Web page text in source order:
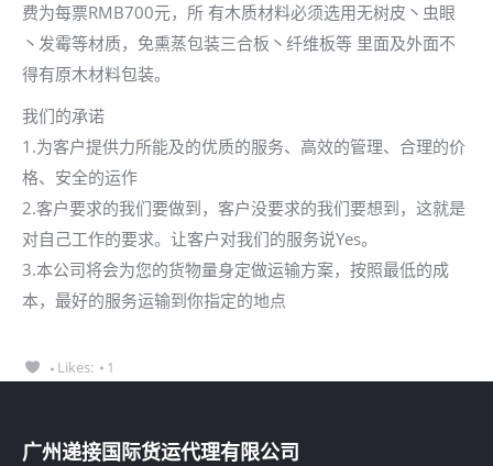
费为每票RMB700元，所 有木质材料必须选用无树皮丶虫眼
丶发霉等材质，免熏蒸包装三合板丶纤维板等 里面及外面不
得有原木材料包装。
我们的承诺
1.为客户提供力所能及的优质的服务、高效的管理、合理的价
格、安全的运作
2.客户要求的我们要做到，客户没要求的我们要想到，这就是
对自己工作的要求。让客户对我们的服务说Yes。
3.本公司将会为您的货物量身定做运输方案，按照最低的成
本，最好的服务运输到你指定的地点
Likes: 1
广州递接国际货运代理有限公司